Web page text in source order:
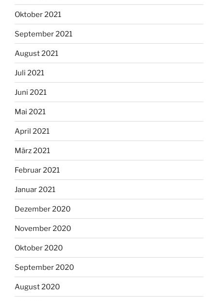
Oktober 2021
September 2021
August 2021
Juli 2021
Juni 2021
Mai 2021
April 2021
März 2021
Februar 2021
Januar 2021
Dezember 2020
November 2020
Oktober 2020
September 2020
August 2020